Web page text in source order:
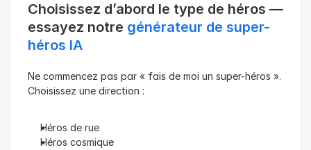
Choisissez d’abord le type de héros —
essayez notre générateur de super-
héros IA
Ne commencez pas par « fais de moi un super-héros ».
Choisissez une direction :
Héros de rue
Héros cosmique